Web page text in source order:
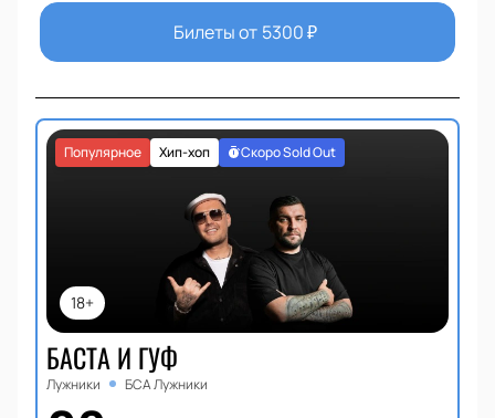
Билеты от 5300₽
18+
Хип-хоп
Популярное Скоро Sold Out
БАСТА И ГУФ
Лужники БСА Лужники